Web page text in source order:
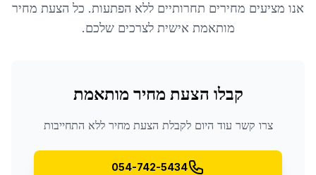
אנו מציעים מחירים תחרותיים ללא הפתעות. כל הצעת מחיר
מותאמת אישית לצרכים שלכם.
קבלו הצעת מחיר מותאמת
צרו קשר עוד היום לקבלת הצעת מחיר ללא התחייבות
054-742-5434